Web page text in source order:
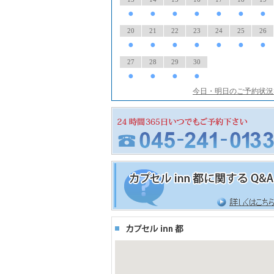
● ● ● ● ● ● ●
20
●
21
●
22
●
23
●
24
●
25
●
26
●
27
●
28
●
29
●
30
●
今日・明日のご予約状